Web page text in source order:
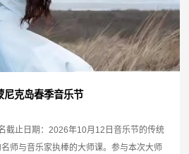
尼克岛春季音乐节
截止日期：2026年10月12日音乐节的传统
师与音乐家执棒的大师课。参与本次大师